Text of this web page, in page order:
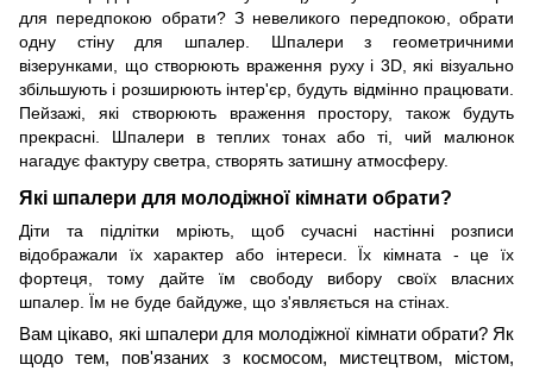
для передпокою обрати? З невеликого передпокою,обрати
одну стінудля шпалер. Шпалери з геометричними
візерунками, що створюють враження руху і 3D, які візуально
збільшують і розширюють інтер'єр, будуть відмінно працювати.
Пейзажі, які створюють враження простору, також будуть
прекрасні. Шпалери в теплих тонах або ті, чий малюнок
нагадує фактуру светра, створять затишну атмосферу.
Які шпалери для молодіжної кімнати обрати?
Діти та підлітки мріють, щоб сучасні настінні розписи
відображали їх характер або інтереси. Їх кімната - це їх
фортеця, тому дайте їм свободу вибору своїх власних
шпалер. Їм не буде байдуже, що з'являється на стінах.
Вам цікаво, які шпалери для молодіжної кімнати обрати? Як
щодо тем, пов'язаних з космосом, мистецтвом, містом,